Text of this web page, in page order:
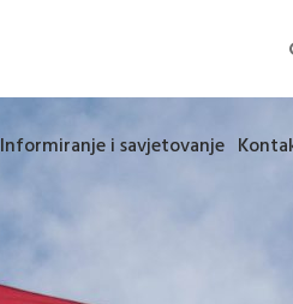
Informiranje i savjetovanje